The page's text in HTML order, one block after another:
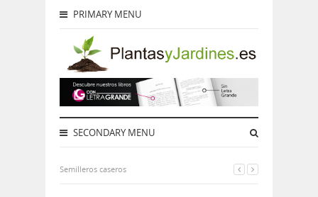
PRIMARY MENU
SECONDARY MENU
Semilleros caseros